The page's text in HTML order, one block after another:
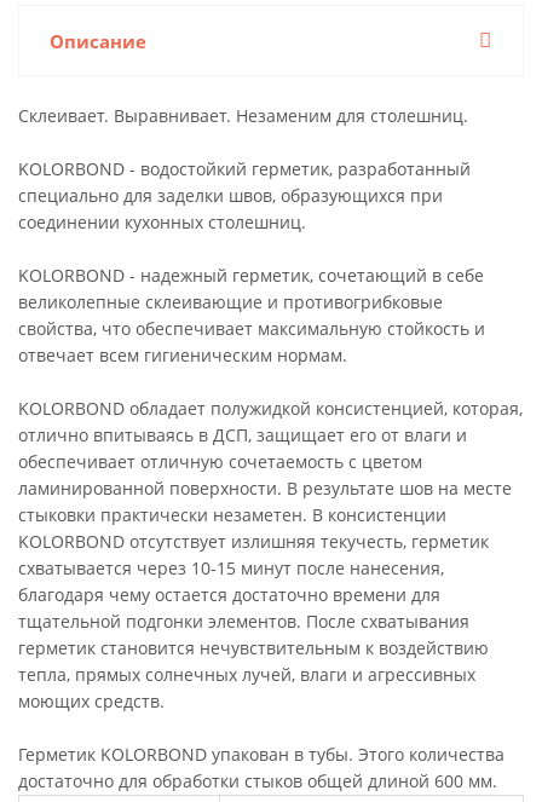
Описание
Склеивает. Выравнивает. Незаменим для столешниц.
KOLORBOND - водостойкий герметик, разработанный
специально для заделки швов, образующихся при
соединении кухонных столешниц.
KOLORBOND - надежный герметик, сочетающий в себе
великолепные склеивающие и противогрибковые
свойства, что обеспечивает максимальную стойкость и
отвечает всем гигиеническим нормам.
KOLORBOND обладает полужидкой консистенцией, которая,
отлично впитываясь в ДСП, защищает его от влаги и
обеспечивает отличную сочетаемость с цветом
ламинированной поверхности. В результате шов на месте
стыковки практически незаметен. В консистенции
KOLORBOND отсутствует излишняя текучесть, герметик
схватывается через 10-15 минут после нанесения,
благодаря чему остается достаточно времени для
тщательной подгонки элементов. После схватывания
герметик становится нечувствительным к воздействию
тепла, прямых солнечных лучей, влаги и агрессивных
моющих средств.
Герметик KOLORBOND упакован в тубы. Этого количества
достаточно для обработки стыков общей длиной 600 мм.